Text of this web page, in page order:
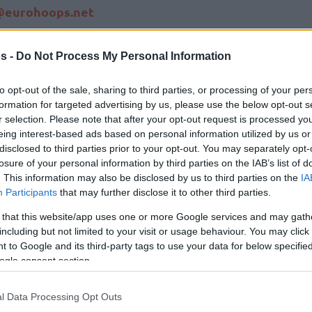
- Do Not Process My Personal Information
opt-out of the sale, sharing to third parties, or processing of your
for targeted advertising by us, please use the below opt-out
selection. Please note that after your opt-out request is processed
interest-based ads based on personal information utilized by us
to third parties prior to your opt-out. You may separately
of your personal information by third parties on the IAB’s list of
This information may also be disclosed by us to third parties on the
Participants that may further disclose it to other third parties.
that this website/app uses one or more Google services and may
but not limited to your visit or usage behaviour. You may
to Google and its third-party tags to use your data for below
consent section.
Data Processing Opt Outs
2024-25
αυτή του αυριανού (22/12) αγώνα
Μεγάλο “διπλό” του
Βούλα, 11/11 νίκες για την απίθανη
πιεις στο… ποτήρι για τονΠαπάγου.
οΗρακλήςπέρασε από την έδρα του
κι έφτασε τις επτά διαδοχικές
του βαθμολογικού πίνακα. Νίκη για τον
τουΟλυμπιακούνα κάνει ματσάρα.
έστειλαν το ματς στην παράταση με
φινάλε για να το πάρουν αργότερα –
πόντοι, 4/8 τρίποντα, 6 ριμπάουντ, 9
2/8 τρίποντα) και Κιθ Στόουν (16 πόντοι,